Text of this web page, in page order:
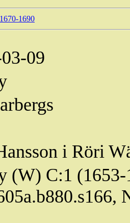
1690
09
i Röri
(W) C:1